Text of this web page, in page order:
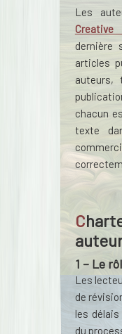
Les
Creative
dernière
articles
auteurs,
chacun
texte
Charte des lecteurs et des
1 – Le
Les
de
les
du